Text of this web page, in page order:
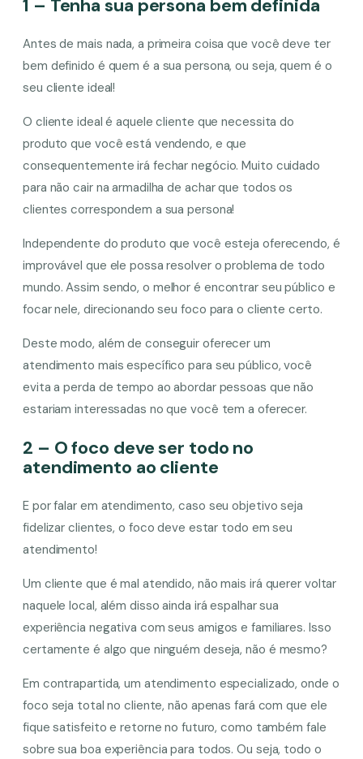
1 – Tenha sua persona bem definida
Antes de mais nada, a primeira coisa que você deve ter
bem definido é quem é a sua persona, ou seja, quem é o
seu cliente ideal!
O cliente ideal é aquele cliente que necessita do
produto que você está vendendo, e que
consequentemente irá fechar negócio. Muito cuidado
para não cair na armadilha de achar que todos os
clientes correspondem a sua persona!
Independente do produto que você esteja oferecendo, é
improvável que ele possa resolver o problema de todo
mundo. Assim sendo, o melhor é encontrar seu público e
focar nele, direcionando seu foco para o cliente certo.
Deste modo, além de conseguir oferecer um
atendimento mais específico para seu público, você
evita a perda de tempo ao abordar pessoas que não
estariam interessadas no que você tem a oferecer.
2 – O foco deve ser todo no
atendimento ao cliente
E por falar em atendimento, caso seu objetivo seja
fidelizar clientes, o foco deve estar todo em seu
atendimento!
Um cliente que é mal atendido, não mais irá querer voltar
naquele local, além disso ainda irá espalhar sua
experiência negativa com seus amigos e familiares. Isso
certamente é algo que ninguém deseja, não é mesmo?
Em contrapartida, um atendimento especializado, onde o
foco seja total no cliente, não apenas fará com que ele
fique satisfeito e retorne no futuro, como também fale
sobre sua boa experiência para todos. Ou seja, todo o